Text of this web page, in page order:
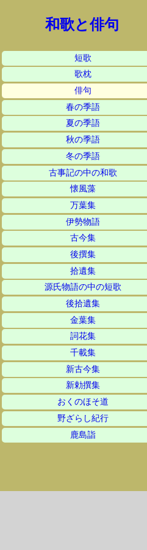
和歌と俳句
短歌
歌枕
俳句
春の季語
夏の季語
秋の季語
冬の季語
古事記の中の和歌
懐風藻
万葉集
伊勢物語
古今集
後撰集
拾遺集
源氏物語の中の短歌
後拾遺集
金葉集
詞花集
千載集
新古今集
新勅撰集
おくのほそ道
野ざらし紀行
鹿島詣